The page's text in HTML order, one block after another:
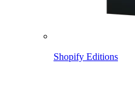
Shopify Editions